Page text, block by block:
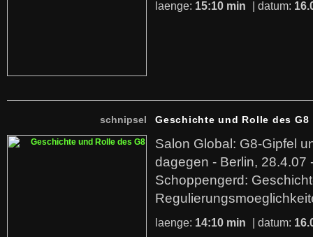
laenge: 15:10 min | datum:
schnipsel Geschichte und Rolle des G8
Salon Global: G8-Gipfel
dagegen - Berlin, 28.4.07
Schoppengerd:
laenge: 14:10 min | datum: